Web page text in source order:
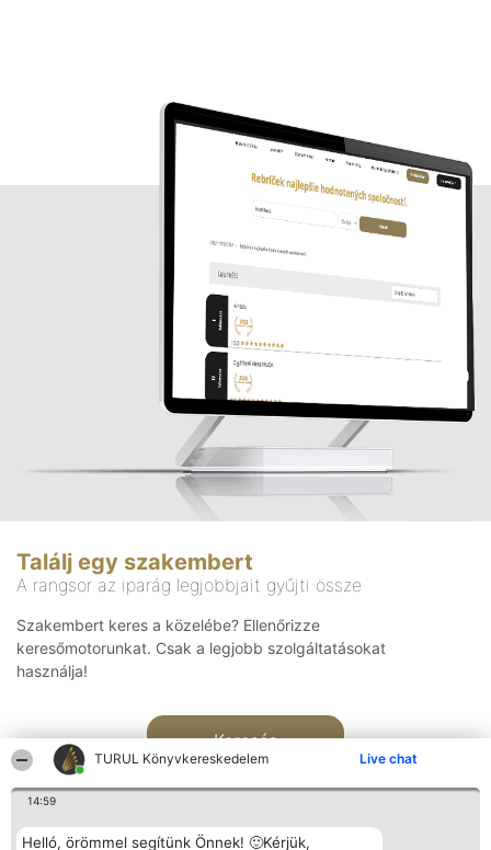
TURUL Könyvkereskedelem Live chat
14:59
Helló, örömmel segítünk Önnek! 🙂Kérjük,
Találj egy szakembert
A rangsor az iparág legjobbjait gyűjti össze
Szakembert keres a közelébe? Ellenőrizze
keresőmotorunkat. Csak a legjobb szolgáltatásokat
használja!
Keresés